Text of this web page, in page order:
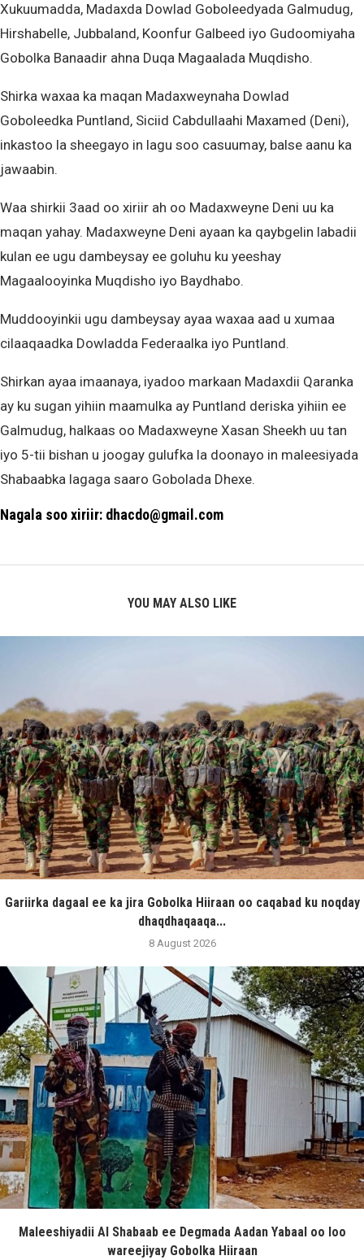
Xukuumadda, Madaxda Dowlad Goboleedyada Galmudug,
Hirshabelle, Jubbaland, Koonfur Galbeed iyo Gudoomiyaha
Gobolka Banaadir ahna Duqa Magaalada Muqdisho.
Shirka waxaa ka maqan Madaxweynaha Dowlad
Goboleedka Puntland, Siciid Cabdullaahi Maxamed (Deni),
inkastoo la sheegayo in lagu soo casuumay, balse aanu ka
jawaabin.
Waa shirkii 3aad oo xiriir ah oo Madaxweyne Deni uu ka
maqan yahay. Madaxweyne Deni ayaan ka qaybgelin labadii
kulan ee ugu dambeysay ee goluhu ku yeeshay
Magaalooyinka Muqdisho iyo Baydhabo.
Muddooyinkii ugu dambeysay ayaa waxaa aad u xumaa
cilaaqaadka Dowladda Federaalka iyo Puntland.
Shirkan ayaa imaanaya, iyadoo markaan Madaxdii Qaranka
ay ku sugan yihiin maamulka ay Puntland deriska yihiin ee
Galmudug, halkaas oo Madaxweyne Xasan Sheekh uu tan
iyo 5-tii bishan u joogay gulufka la doonayo in maleesiyada
Shabaabka lagaga saaro Gobolada Dhexe.
Nagala soo xiriir: dhacdo@gmail.com
YOU MAY ALSO LIKE
Gariirka dagaal ee ka jira Gobolka Hiiraan oo caqabad ku noqday
dhaqdhaqaaqa...
8 August 2026
Maleeshiyadii Al Shabaab ee Degmada Aadan Yabaal oo loo
wareejiyay Gobolka Hiiraan